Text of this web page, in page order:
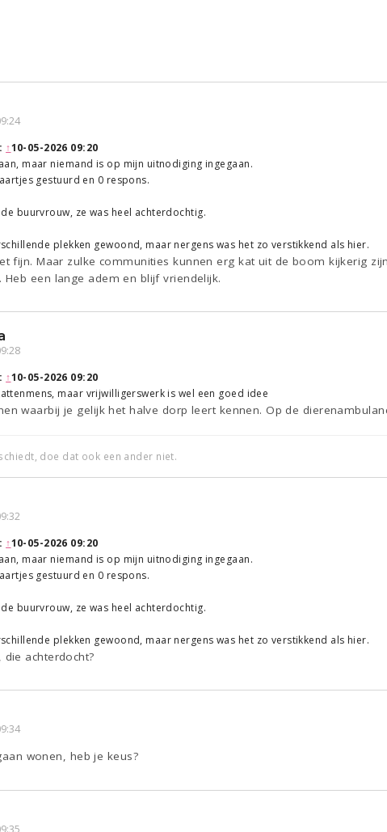
↑10-05-2026 09:20
maar niemand is op mijn uitnodiging ingegaan.
gestuurd en 0 respons.
buurvrouw, ze was heel achterdochtig.
plekken gewoond, maar nergens was het zo verstikkend als hier.
fijn. Maar zulke communities kunnen erg kat uit de boom kijkerig
Heb een lange adem en blijf vriendelijk.
↑10-05-2026 09:20
maar vrijwilligerswerk is wel een goed idee
waarbij je gelijk het halve dorp leert kennen. Op de
doe dat ook een ander niet.
↑10-05-2026 09:20
maar niemand is op mijn uitnodiging ingegaan.
gestuurd en 0 respons.
buurvrouw, ze was heel achterdochtig.
plekken gewoond, maar nergens was het zo verstikkend als hier.
achterdocht?
wonen, heb je keus?